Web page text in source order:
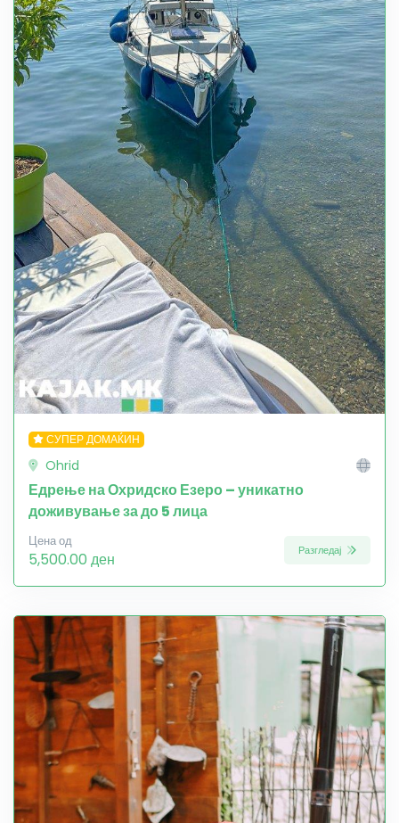
СУПЕР ДОМАЌИН
Ohrid
Едрење на Охридско Езеро – уникатно
доживување за до 5 лица
Цена од
5,500.00 ден Разгледај